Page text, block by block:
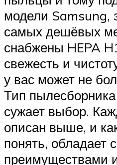
модели Samsung,
самых дешёвых
снабжены HEPA
свежесть и
у вас может не
Тип
сужает выбор.
описан выше, и
понять, обладает
преимуществами